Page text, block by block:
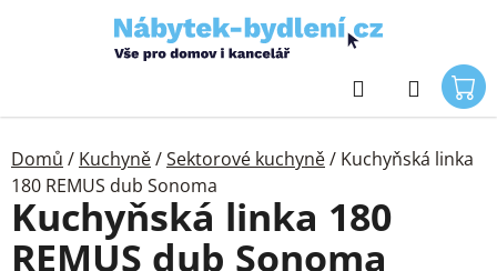
Hledat
Domů / Kuchyně/Sektorové kuchyně/ Kuchyňská linka
180 REMUS dub Sonoma
Kuchyňská linka 180
REMUS dub Sonoma